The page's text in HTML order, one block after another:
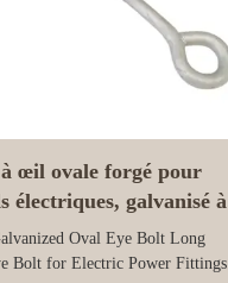
œil ovale forgé pour
électriques, galvanisé à
Oval Eye Bolt Long
Bolt for Electric Power Fittings